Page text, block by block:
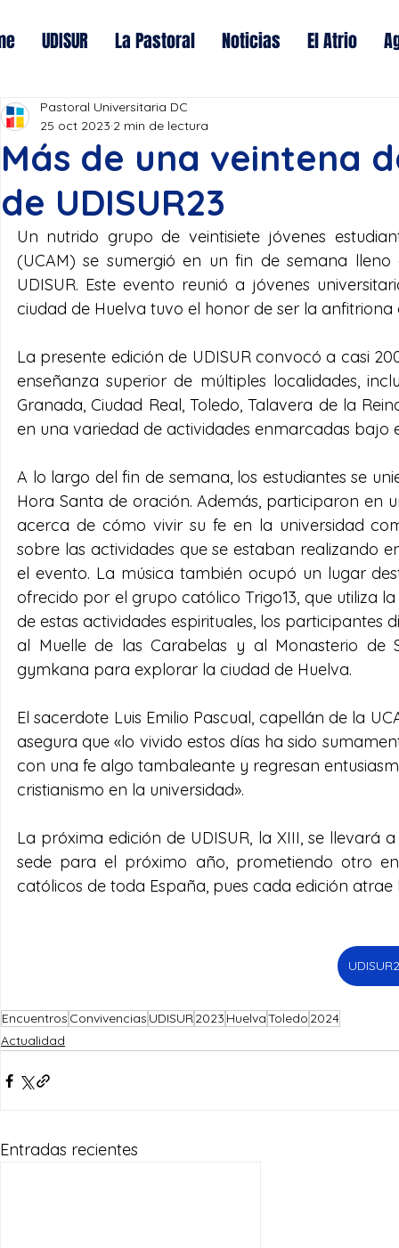
UDISUR La Pastoral Noticias El Atrio
Más de una veintena
de UDISUR23
Pastoral Universitaria DC
25 oct 2023 2 min de lectura
Un nutrido grupo de veintisiete jóvenes
(UCAM) se sumergió en un fin de semana
UDISUR. Este evento reunió a jóvenes
ciudad de Huelva tuvo el honor de ser la
La presente edición de UDISUR convocó a casi
enseñanza superior de múltiples localidades,
Granada, Ciudad Real, Toledo, Talavera de la
en una variedad de actividades enmarcadas bajo
A lo largo del fin de semana, los estudiantes se
Hora Santa de oración. Además, participaron en
acerca de cómo vivir su fe en la universidad
sobre las actividades que se estaban realizando
el evento. La música también ocupó un lugar
ofrecido por el grupo católico Trigo13, que utiliza
de estas actividades espirituales, los participantes
al Muelle de las Carabelas y al Monasterio
gymkana para explorar la ciudad de Huelva.
El sacerdote Luis Emilio Pascual, capellán de la
asegura que «lo vivido estos días ha sido
con una fe algo tambaleante y regresan
cristianismo en la universidad».
La próxima edición de UDISUR, la XIII, se
sede para el próximo año, prometiendo otro
católicos de toda España, pues cada edición
Encuentros Convivencias UDISUR2023 HuelvaToledo 2024
Actualidad
Entradas recientes